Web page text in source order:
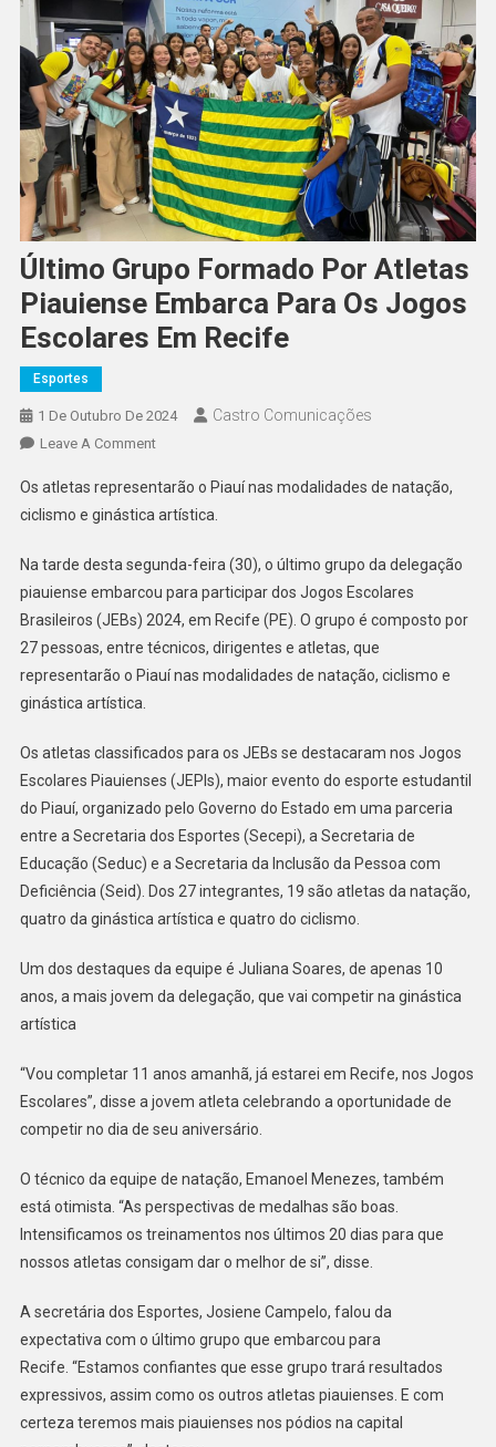
Último Grupo Formado Por Atletas
Piauiense Embarca Para Os Jogos
Escolares Em Recife
Esportes
1 De Outubro De 2024 Castro Comunicações
Leave A Comment
Os atletas representarão o Piauí nas modalidades de natação,
ciclismo e ginástica artística.
Na tarde desta segunda-feira (30), o último grupo da delegação
piauiense embarcou para participar dos Jogos Escolares
Brasileiros (JEBs) 2024, em Recife (PE). O grupo é composto por
27 pessoas, entre técnicos, dirigentes e atletas, que
representarão o Piauí nas modalidades de natação, ciclismo e
ginástica artística.
Os atletas classificados para os JEBs se destacaram nos Jogos
Escolares Piauienses (JEPIs), maior evento do esporte estudantil
do Piauí, organizado pelo Governo do Estado em uma parceria
entre a Secretaria dos Esportes (Secepi), a Secretaria de
Educação (Seduc) e a Secretaria da Inclusão da Pessoa com
Deficiência (Seid). Dos 27 integrantes, 19 são atletas da natação,
quatro da ginástica artística e quatro do ciclismo.
Um dos destaques da equipe é Juliana Soares, de apenas 10
anos, a mais jovem da delegação, que vai competir na ginástica
artística
“Vou completar 11 anos amanhã, já estarei em Recife, nos Jogos
Escolares”, disse a jovem atleta celebrando a oportunidade de
competir no dia de seu aniversário.
O técnico da equipe de natação, Emanoel Menezes, também
está otimista. “As perspectivas de medalhas são boas.
Intensificamos os treinamentos nos últimos 20 dias para que
nossos atletas consigam dar o melhor de si”, disse.
A secretária dos Esportes, Josiene Campelo, falou da
expectativa com o último grupo que embarcou para
Recife. “Estamos confiantes que esse grupo trará resultados
expressivos, assim como os outros atletas piauienses. E com
certeza teremos mais piauienses nos pódios na capital